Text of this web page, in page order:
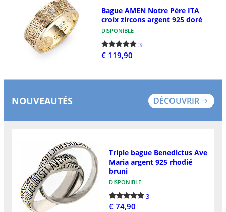
Bague AMEN Notre Père ITA
croix zircons argent 925 doré
DISPONIBLE
3
€ 119,90
NOUVEAUTÉS DÉCOUVRIR
Triple bague Benedictus Ave
Maria argent 925 rhodié
bruni
DISPONIBLE
3
€ 74,90